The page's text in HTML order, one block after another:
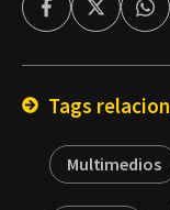
FacebookTwitter
Tags
Multimedios